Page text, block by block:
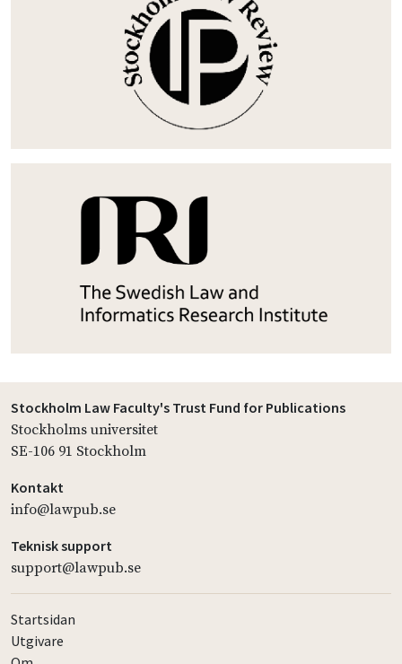
Stockholm Law Faculty's Trust Fund for Publications
Stockholms universitet
SE-106 91 Stockholm
Kontakt
info@lawpub.se
Teknisk support
support@lawpub.se
Startsidan
Utgivare